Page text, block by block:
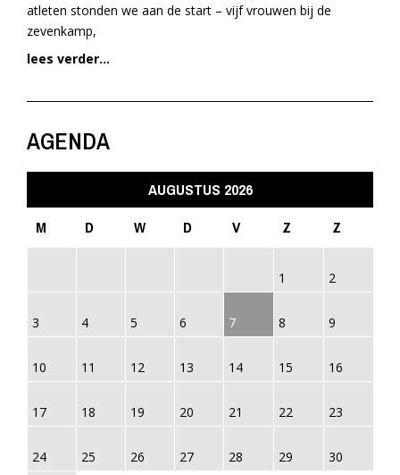
atleten stonden we aan de start – vijf vrouwen bij de
zevenkamp,
lees verder...
AGENDA
AUGUSTUS 2026
M
D W D V Z Z
1 2
3 4 5 6 7 8 9
10 11 12 13 14 15 16
17 18 19 20 21 22 23
24 25 26 27 28 29 30